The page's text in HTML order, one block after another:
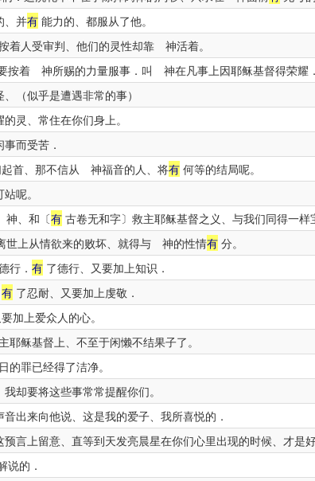
、并有 能力的、都服从了他。
着人受审判、他们的灵性却靠 神活着。
按着 神所赐的力量服事．叫 神在凡事上因耶稣基督得荣耀
（似乎是遭遇非常的事）
灵、常住在你们身上。
而受苦．
首、那不信从 神福音的人、将有 何等的结局呢。
呢。
神、和〔有 古卷无和字〕救主耶稣基督之义、与我们同得一样
世上从情欲来的败坏、就得与 神的性情有 分。
行． 有 了德行、又要加上知识．
有 了忍耐、又要加上虔敬．
加上爱众人的心。
稣基督上、不至于闲懒不结果子了。
罪已经得了洁净。
却要将这些事常常提醒你们。
音出来向他说、这是我的爱子、我所喜悦的．
言上留意、直等到天发亮晨星在你们心里出现的时候、才是好
说的．